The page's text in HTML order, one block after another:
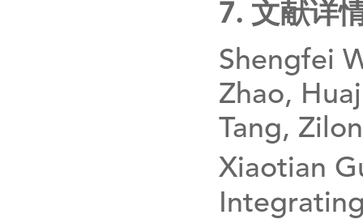
7. 文献详
Shengfei
Zhao,
Tang,
Xiaotian